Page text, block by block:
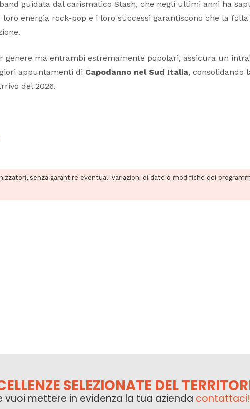
guidata dal carismatico Stash, che negli ultimi anni ha
energia rock-pop e i loro successi garantiscono che la
ma entrambi estremamente popolari, assicura un
appuntamenti di Capodanno nel Sud Italia, consolidando
del 2026.
senza garantire eventuali variazioni di date o modifiche dei
SELEZIONATE DEL
vuoi mettere in evidenza la tua azienda contattaci!